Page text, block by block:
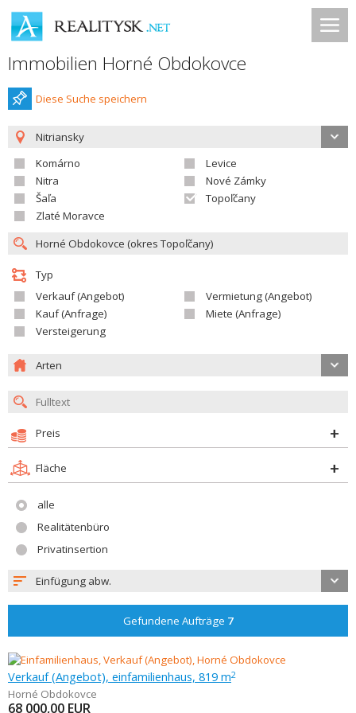
Immobilien Horné Obdokovce
Diese Suche speichern
Nitriansky
Komárno
Levice
Nitra
Nové Zámky
Šaľa
Topoľčany
Zlaté Moravce
Typ
Verkauf (Angebot)
Vermietung (Angebot)
Kauf (Anfrage)
Miete (Anfrage)
Versteigerung
Arten
Preis
Fläche
alle
Realitätenbüro
Privatinsertion
Einfügung abw.
Gefundene Aufträge 7
Verkauf (Angebot), einfamilienhaus, 819 m2
Horné Obdokovce
68 000,00 EUR